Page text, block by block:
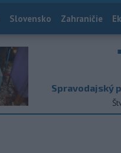
Slovensko Zahraničie
Spravodajský